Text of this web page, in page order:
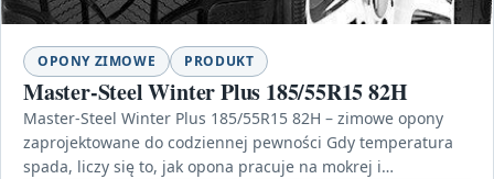
OPONY ZIMOWE PRODUKT
Master-Steel Winter Plus 185/55R15 82H
Master-Steel Winter Plus 185/55R15 82H – zimowe opony
zaprojektowane do codziennej pewności Gdy temperatura
spada, liczy się to, jak opona pracuje na mokrej i…